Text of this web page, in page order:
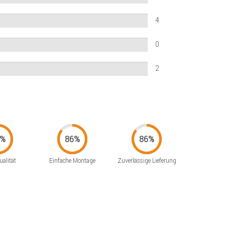
4
0
2
Einfache Montage Zuverlässige Lieferung